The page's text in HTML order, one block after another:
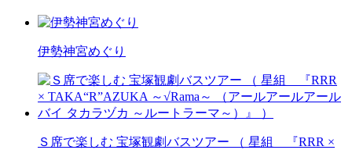
伊勢神宮めぐり
Ｓ席で楽しむ 宝塚観劇バスツアー （ 星組 『RRR ×